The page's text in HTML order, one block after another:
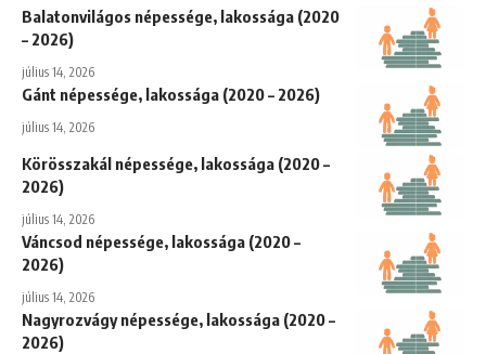
Balatonvilágos népessége, lakossága (2020
– 2026)
július 14, 2026
Gánt népessége, lakossága (2020 – 2026)
július 14, 2026
Körösszakál népessége, lakossága (2020 –
2026)
július 14, 2026
Váncsod népessége, lakossága (2020 –
2026)
július 14, 2026
Nagyrozvágy népessége, lakossága (2020 –
2026)